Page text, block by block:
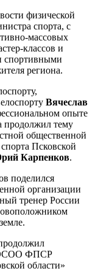
физической
спорта, с
массовых
классов и
спортивными
региона.
Вячеслав
опыте
продолжил тему
общественной
Псковской
Карпенков.
поделился
организации
тренер России
ОСОО ФПСР
области»